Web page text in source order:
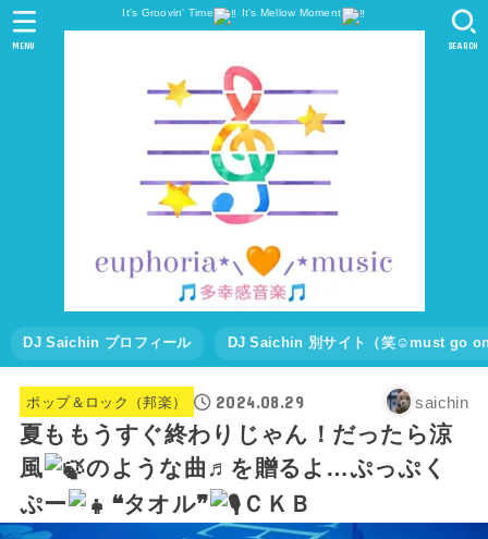
It's Groovin' Time It's Mellow Moment
DJ Saichin プロフィール DJ Saichin 別サイト（笑☺must go
SEARCH
MENU
ポップ＆ロック（邦楽） 2024.08.29 saichin
夏ももうすぐ終わりじゃん！だったら涼
風
のような曲♬を贈るよ…ぷっぷく
ぷー
❝タオル❞ ＣＫＢ